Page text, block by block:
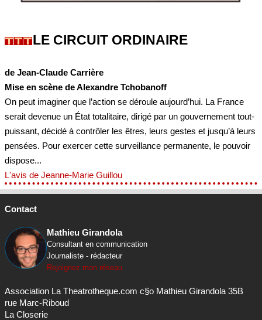
LE CIRCUIT ORDINAIRE
de Jean-Claude Carrière
Mise en scène de Alexandre Tchobanoff
On peut imaginer que l’action se déroule aujourd’hui. La France
serait devenue un État totalitaire, dirigé par un gouvernement tout-
puissant, décidé à contrôler les êtres, leurs gestes et jusqu’à leurs
pensées. Pour exercer cette surveillance permanente, le pouvoir
dispose...
L'avis de Jeanne-Marie Guillou
Contact
Mathieu Girandola
Consultant en communication
Journaliste - rédacteur
Rejoignez mon réseau
Association La Theatrotheque.com c§o Mathieu Girandola 35B
rue Marc-Riboud
La Closerie